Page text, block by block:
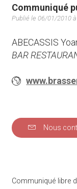
Communiqué
Publié le 06/01/2010
ABECASSIS
BAR
Nous
Communiqué libre